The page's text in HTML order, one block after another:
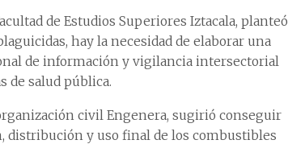
de Estudios Superiores Iztacala, planteó
hay la necesidad de elaborar una
de información y vigilancia intersectorial
de salud pública.
civil Engenera, sugirió conseguir
distribución y uso final de los combustibles